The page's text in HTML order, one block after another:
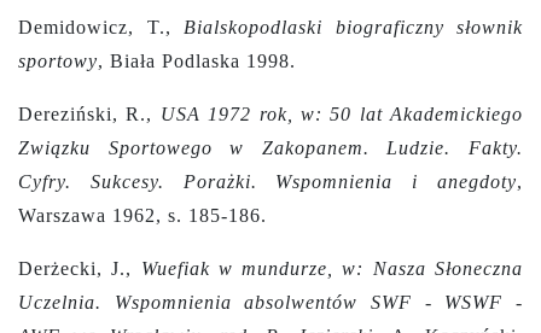
Demidowicz, T., Bialskopodlaski biograficzny słownik
sportowy, Biała Podlaska 1998.
Dereziński, R., USA 1972 rok, w: 50 lat Akademickiego
Związku Sportowego w Zakopanem. Ludzie. Fakty.
Cyfry. Sukcesy. Porażki. Wspomnienia i anegdoty,
Warszawa 1962, s. 185-186.
Derżecki, J., Wuefiak w mundurze, w: Nasza Słoneczna
Uczelnia. Wspomnienia absolwentów SWF - WSWF -